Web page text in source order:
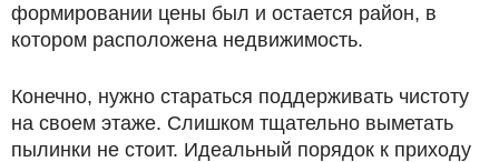
формировании цены был и остается район, в
котором расположена недвижимость.
Конечно, нужно стараться поддерживать чистоту
на своем этаже. Слишком тщательно выметать
пылинки не стоит. Идеальный порядок к приходу